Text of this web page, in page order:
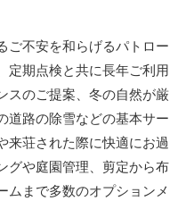
ご不安を和らげるパトロー
定期点検と共に長年ご利用
スのご提案、冬の自然が厳
道路の除雪などの基本サー
来荘された際に快適にお過
グや庭園管理、剪定から布
ムまで多数のオプションメ